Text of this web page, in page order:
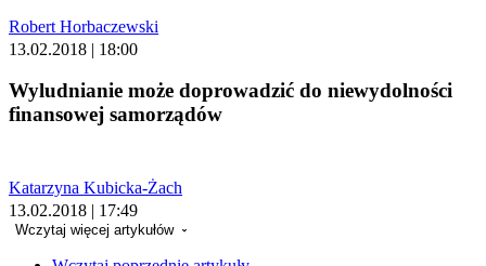
Robert Horbaczewski
13.02.2018 | 18:00
Wyludnianie może doprowadzić do niewydolności
finansowej samorządów
Katarzyna Kubicka-Żach
13.02.2018 | 17:49
Wczytaj więcej artykułów